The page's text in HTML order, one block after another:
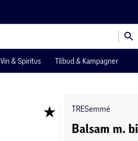
Vin & Spiritus Tilbud & Kampagner
TRESemmé
Balsam m.